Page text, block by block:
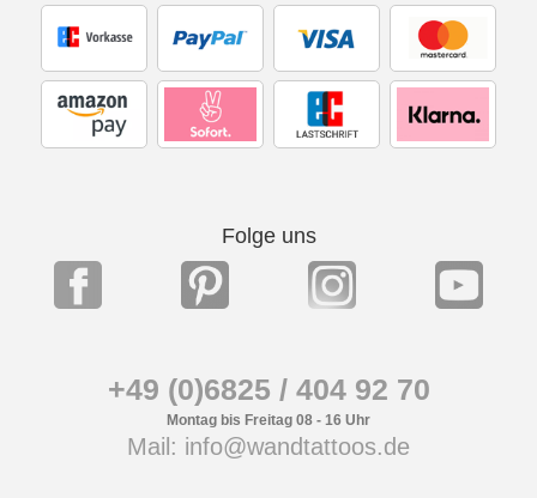
Folge uns
+49 (0)6825 / 404 92 70
Montag bis Freitag 08 - 16 Uhr
Mail: info@wandtattoos.de